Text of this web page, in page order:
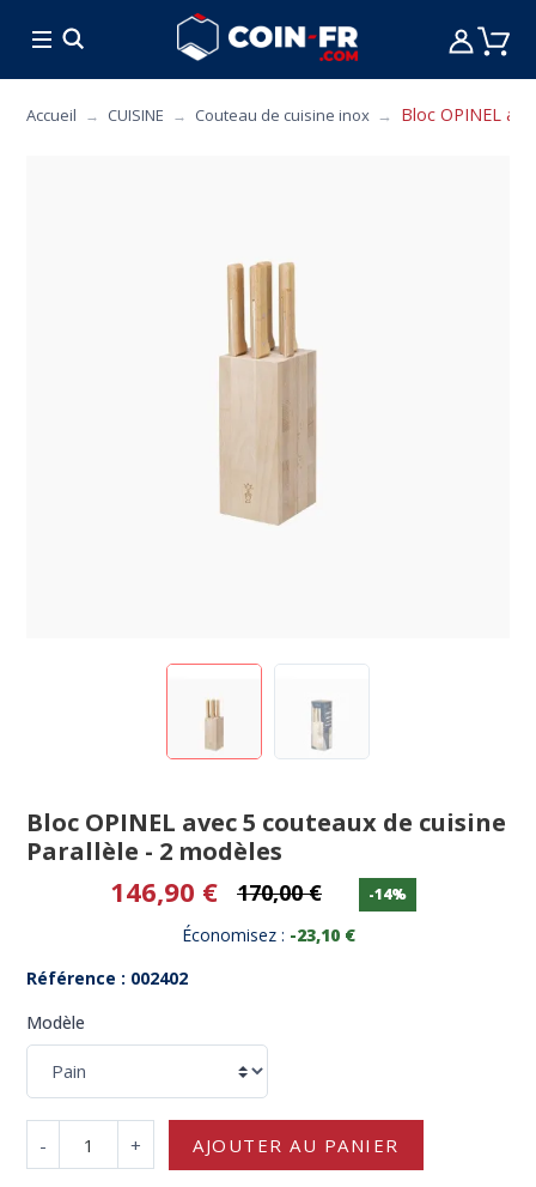
CUISINE MOBILIER
Accueil CUISINE Couteau de cuisine inox Bloc OPINEL
Bloc OPINEL avec 5 couteaux de cuisine
Parallèle - 2 modèles
146,90 € 170,00 € -14%
Économisez : -23,10 €
Référence : 002402
Modèle
- + AJOUTER AU PANIER